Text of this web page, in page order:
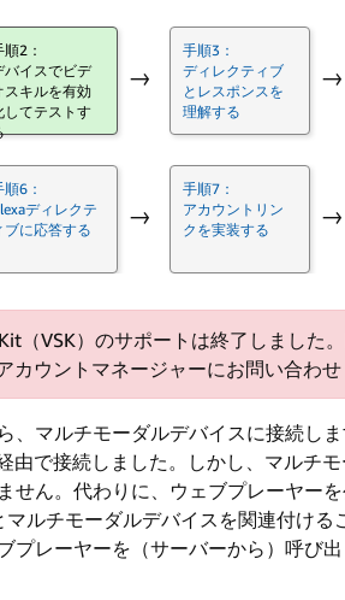
順2：
バイスでビデ
スキルを有効
してテストす
→
手順3：
ディレクティブ
とレスポンスを
理解する
→
順6：
ディレクテ
ブに応答する
→
手順7：
アカウントリン
クを実装する
→
（VSK）のサポートは終了しました
カウントマネージャーにお問い合わせ
、マルチモーダルデバイスに接続し
由で接続しました。しかし、マルチ
せん。代わりに、ウェブプレーヤー
マルチモーダルデバイスを関連付け
プレーヤーを（サーバーから）呼び